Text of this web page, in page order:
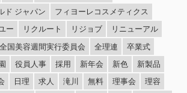
ド ジャパン
フィヨーレコスメティクス
ー リクルート リジョブ
リニューアル
全国美容週間実行委員会 全理連
卒業式
役員人事 採用 新年会 新色
新製品
日理 求人 滝川 無料 理事会
理容